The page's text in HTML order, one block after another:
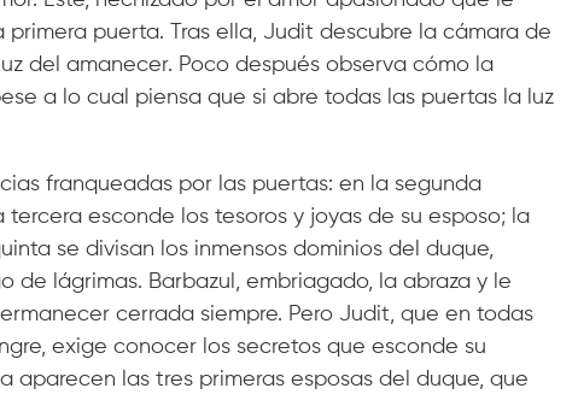
puerta. Tras ella, Judit descubre la cámara de
del amanecer. Poco después observa cómo la
a lo cual piensa que si abre todas las puertas la luz
franqueadas por las puertas: en la segunda
esconde los tesoros y joyas de su esposo; la
se divisan los inmensos dominios del duque,
de lágrimas. Barbazul, embriagado, la abraza y le
cerrada siempre. Pero Judit, que en todas
exige conocer los secretos que esconde su
aparecen las tres primeras esposas del duque, que